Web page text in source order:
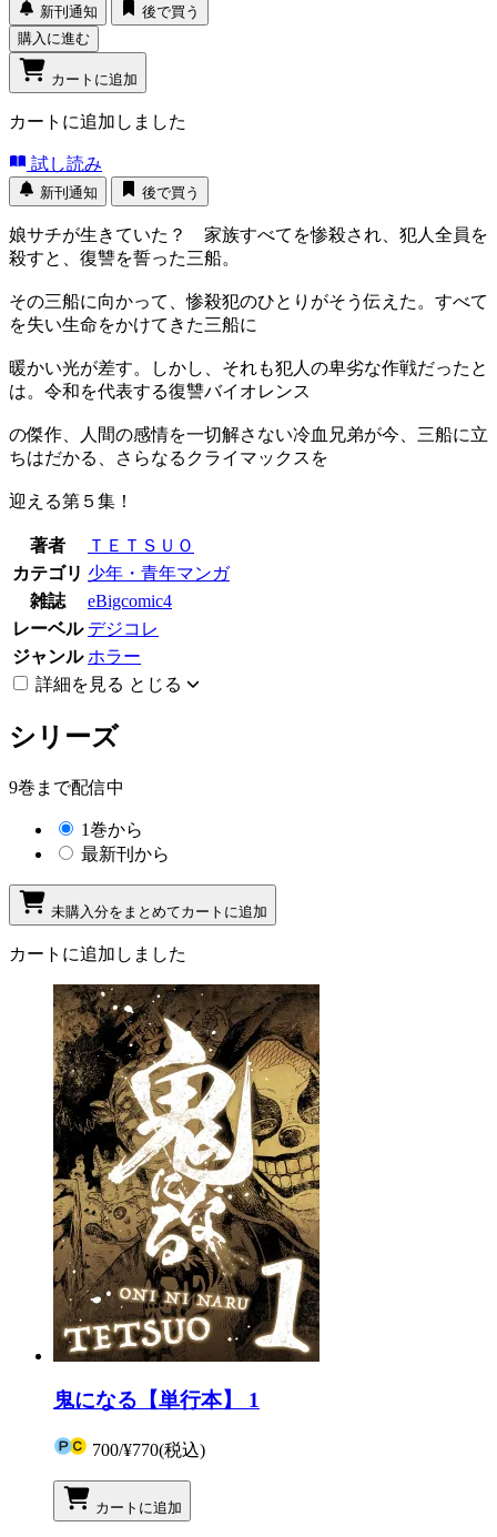
新刊通知
後で買う
購入に進む
カートに追加
カートに追加しました
試し読み
新刊通知 後で買う
娘サチが生きていた？ 家族すべてを惨殺され、犯人全員を
殺すと、復讐を誓った三船。
その三船に向かって、惨殺犯のひとりがそう伝えた。すべて
を失い生命をかけてきた三船に
暖かい光が差す。しかし、それも犯人の卑劣な作戦だったと
は。令和を代表する復讐バイオレンス
の傑作、人間の感情を一切解さない冷血兄弟が今、三船に立
ちはだかる、さらなるクライマックスを
迎える第５集！
著者
ＴＥＴＳＵＯ
カテゴリ 少年・青年マンガ
雑誌
eBigcomic4
レーベル デジコレ
ジャンル ホラー
詳細を見る とじる
シリーズ
9巻まで配信中
1巻から
最新刊から
未購入分をまとめてカートに追加
カートに追加しました
鬼になる【単行本】 1
700/¥770(税込)
カートに追加